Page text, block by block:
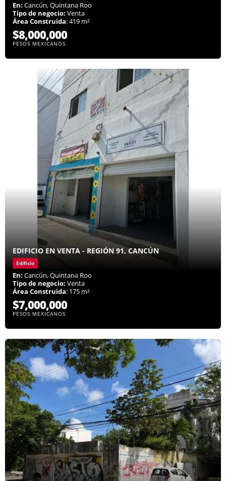
En: Cancún, Quintana Roo
Tipo de negocio: Venta
Área Construida: 419 m²
$8,000,000
PESOS MEXICANOS
EDIFICIO EN VENTA - REGIÓN 91, CANCÚN
Edificio
En: Cancún, Quintana Roo
Tipo de negocio: Venta
Área Construida: 175 m²
$7,000,000
PESOS MEXICANOS